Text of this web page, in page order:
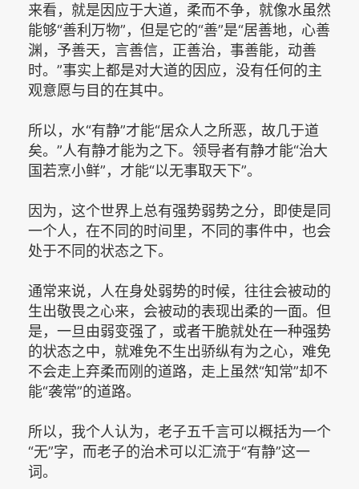
来看，就是因应于大道，柔而不争，就像水虽然
能够“善利万物”，但是它的“善”是“居善地，心善
渊，予善天，言善信，正善治，事善能，动善
时。”事实上都是对大道的因应，没有任何的主
观意愿与目的在其中。
所以，水“有静”才能“居众人之所恶，故几于道
矣。”人有静才能为之下。领导者有静才能“治大
国若烹小鲜”，才能“以无事取天下”。
因为，这个世界上总有强势弱势之分，即使是同
一个人，在不同的时间里，不同的事件中，也会
处于不同的状态之下。
通常来说，人在身处弱势的时候，往往会被动的
生出敬畏之心来，会被动的表现出柔的一面。但
是，一旦由弱变强了，或者干脆就处在一种强势
的状态之中，就难免不生出骄纵有为之心，难免
不会走上弃柔而刚的道路，走上虽然“知常”却不
能“袭常”的道路。
所以，我个人认为，老子五千言可以概括为一个
“无”字，而老子的治术可以汇流于“有静”这一
词。